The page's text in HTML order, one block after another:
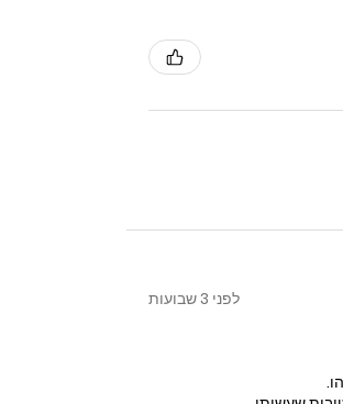
לפני 3 שבועות